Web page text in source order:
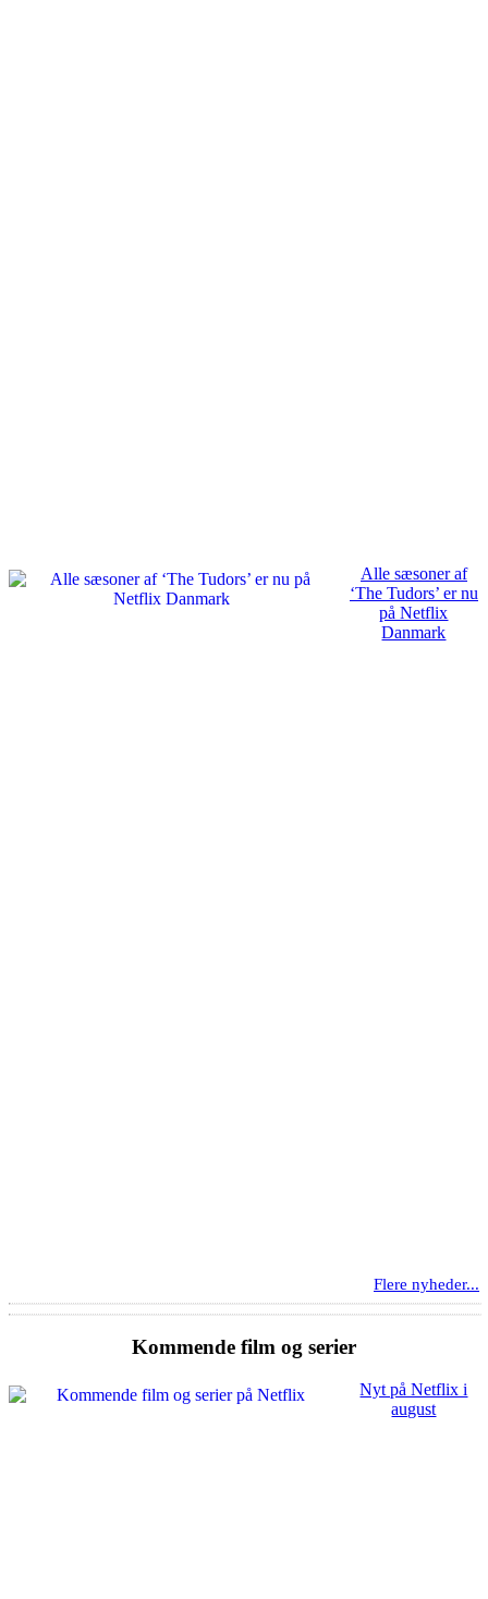
Alle sæsoner af
‘The Tudors’ er nu
på Netflix
Danmark
Flere nyheder...
Kommende film og serier
Nyt på Netflix i
august